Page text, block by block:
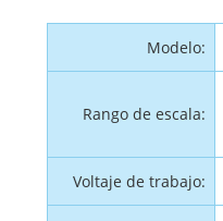
Modelo:
Rango de escala:
Voltaje de trabajo: